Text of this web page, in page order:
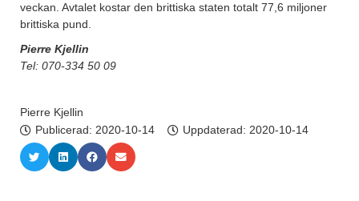
veckan. Avtalet kostar den brittiska staten totalt 77,6 miljoner
brittiska pund.
Pierre Kjellin
Tel: 070-334 50 09
Pierre Kjellin
Publicerad: 2020-10-14 Uppdaterad: 2020-10-14